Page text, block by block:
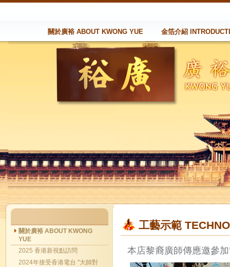
關於廣裕 ABOUT KWONG YUE 金箔介紹
關於廣裕 ABOUT KWONG
YUE
2025 香港新視點訪問
2024年接受香港電台 "大師對
工藝示範
本店黎裔廣師傳應邀參